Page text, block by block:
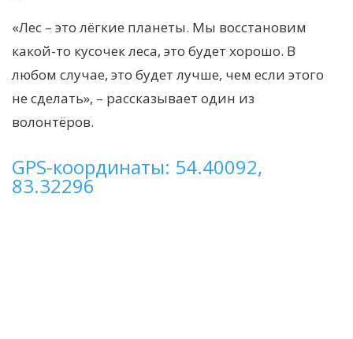
«Лес – это лёгкие планеты. Мы восстановим
какой-то кусочек леса, это будет хорошо. В
любом случае, это будет лучше, чем если этого
не сделать», – рассказывает один из
волонтёров.
GPS-координаты: 54.40092,
83.32296